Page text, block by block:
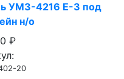
УМЗ-4216 Е-3 под
н/о
₽
20